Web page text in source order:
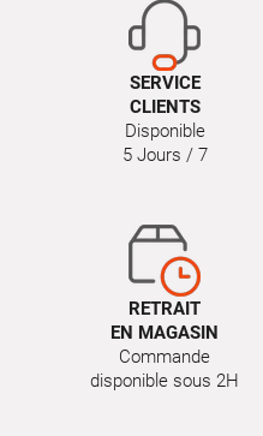
SERVICE
CLIENTS
Disponible
5 Jours / 7
RETRAIT
EN MAGASIN
Commande
disponible sous 2H